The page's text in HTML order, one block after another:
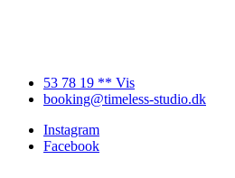
53 78 19 ** Vis
booking@timeless-studio.dk
Instagram
Facebook